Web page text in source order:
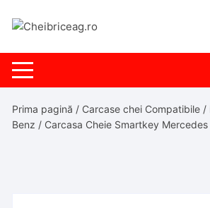
Prima pagină / Carcase chei Compatibile /
Benz / Carcasa Cheie Smartkey